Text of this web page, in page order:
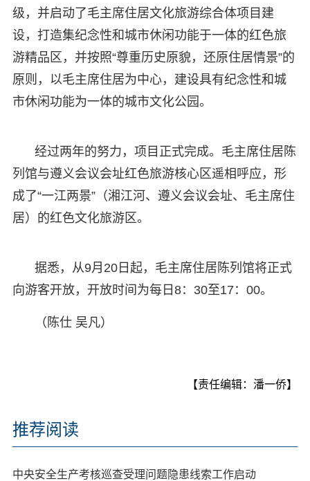
级，并启动了毛主席住居文化旅游综合体项目建
设，打造集纪念性和城市休闲功能于一体的红色旅
游精品区，并按照“尊重历史原貌，还原住居情景”的
原则，以毛主席住居为中心，建设具有纪念性和城
市休闲功能为一体的城市文化公园。
经过两年的努力，项目正式完成。毛主席住居陈
列馆与遵义会议会址红色旅游核心区遥相呼应，形
成了“一江两景”（湘江河、遵义会议会址、毛主席住
居）的红色文化旅游区。
据悉，从9月20日起，毛主席住居陈列馆将正式
向游客开放，开放时间为每日8：30至17：00。
（陈仕 吴凡）
【责任编辑：潘一侨】
推荐阅读
中央安全生产考核巡查受理问题隐患线索工作启动